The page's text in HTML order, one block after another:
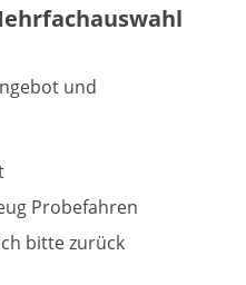
und
Probefahren
bitte zurück